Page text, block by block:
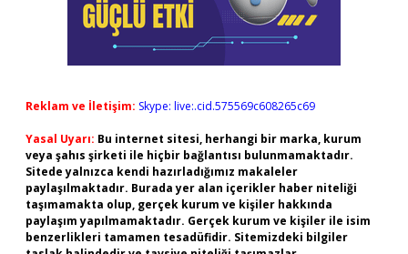
Reklam ve İletişim: Skype: live:.cid.575569c608265c69
Yasal Uyarı: Bu internet sitesi, herhangi bir marka, kurum
veya şahıs şirketi ile hiçbir bağlantısı bulunmamaktadır.
Sitede yalnızca kendi hazırladığımız makaleler
paylaşılmaktadır. Burada yer alan içerikler haber niteliği
taşımamakta olup, gerçek kurum ve kişiler hakkında
paylaşım yapılmamaktadır. Gerçek kurum ve kişiler ile isim
benzerlikleri tamamen tesadüfidir. Sitemizdeki bilgiler